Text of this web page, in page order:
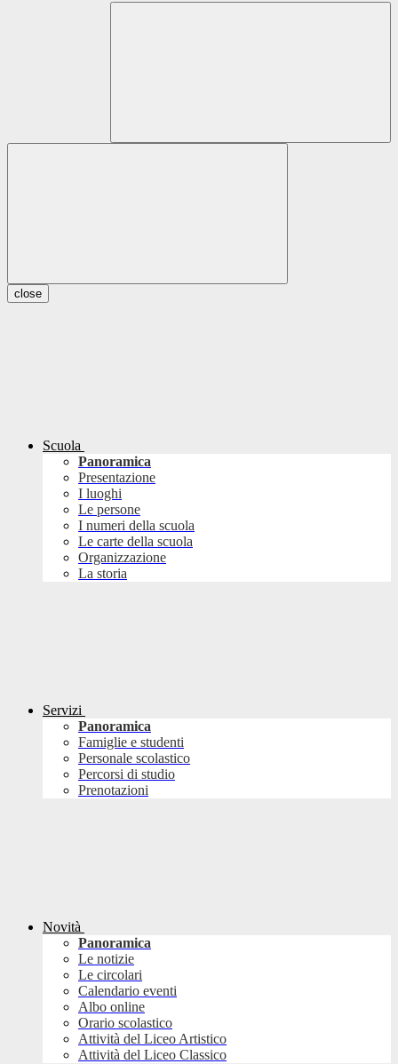
close
Scuola
Panoramica
Presentazione
I luoghi
Le persone
I numeri della scuola
Le carte della scuola
Organizzazione
La storia
Servizi
Panoramica
Famiglie e studenti
Personale scolastico
Percorsi di studio
Prenotazioni
Novità
Panoramica
Le notizie
Le circolari
Calendario eventi
Albo online
Orario scolastico
Attività del Liceo Artistico
Attività del Liceo Classico